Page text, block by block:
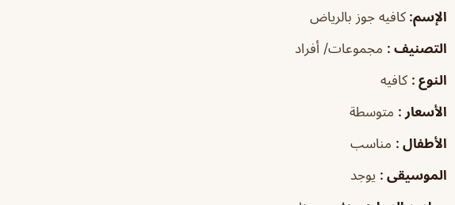
الإسم: كافيه جوز بالرياض
التصنيف : مجموعات/ أفراد
النوع : كافيه
الأسعار : متوسطة
الأطفال : مناسب
الموسيقى : يوجد